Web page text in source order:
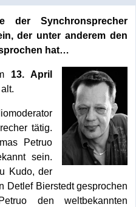
der Synchronsprecher
der unter anderem den
hat…
13. April
tätig.
Petruo
sein.
Kudo, der
Detlef Bierstedt gesprochen
den weltbekannten